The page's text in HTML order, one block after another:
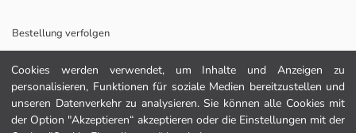
Cookies werden verwendet, um Inhalte und Anzeigen zu
personalisieren, Funktionen für soziale Medien bereitzustellen und
unseren Datenverkehr zu analysieren. Sie können alle Cookies mit
der Option "Akzeptieren“ akzeptieren oder die Einstellungen mit der
Hauptstoff:
Herkunftsland:
Verkäufer:
Marke:
Geschlecht:
Bestellung verfolgen
Kontaktformular
HILFE